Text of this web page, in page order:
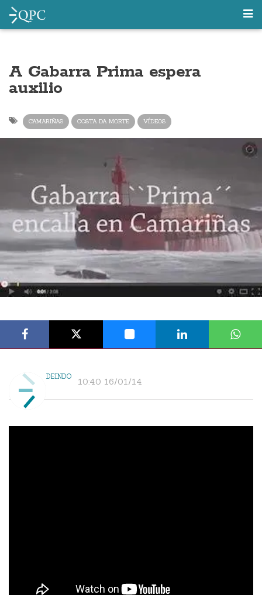
A Gabarra Prima espera
auxilio
CAMARIÑAS COSTA DA MORTE VÍDEOS
DEINDO 10:40 16/01/14